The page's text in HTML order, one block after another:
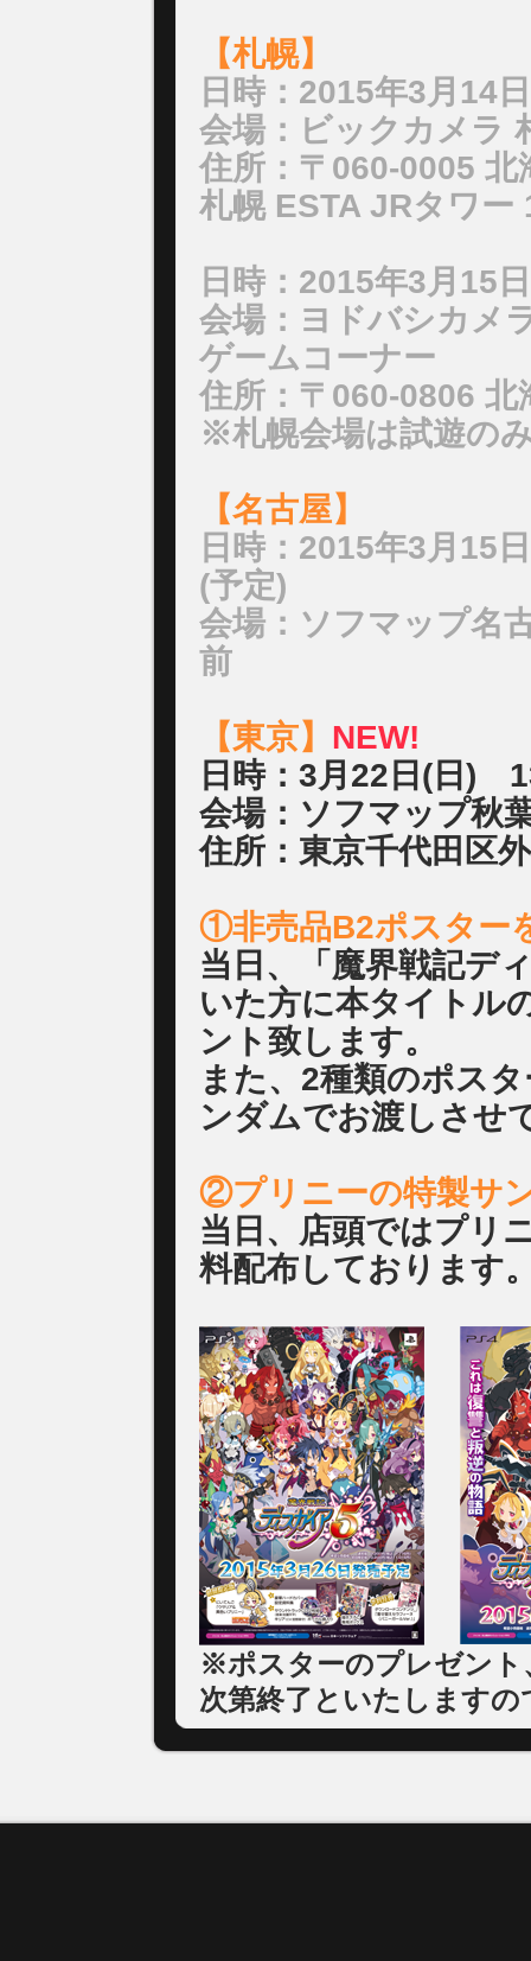
【札幌】
日時：2015年3月14
会場：ビックカメラ
住所：〒060-0005 北
札幌 ESTA JRタワー
日時：2015年3月15
会場：ヨドバシカ
ゲームコーナー
住所：〒060-0806 北
※札幌会場は試遊の
【名古屋】
日時：2015年3月15
(予定)
会場：ソフマップ名
前
【東京】 NEW!
日時：3月22日(日)
会場：ソフマップ秋
住所：東京千代田区
①非売品B2ポスター
当日、「魔界戦記デ
いた方に本タイトル
ント致します。
また、2種類のポス
ンダムでお渡しさせ
②プリニーの特製サ
当日、店頭ではプリ
料配布しております
※ポスターのプレゼント
次第終了といたします